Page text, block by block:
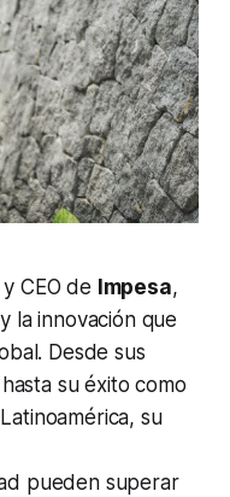
CEO de Impesa,
la innovación que
Desde sus
su éxito como
su
pueden superar